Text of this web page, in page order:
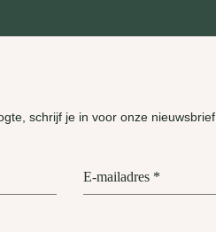
schrijf je in voor onze nieuwsbrief
E-mailadres *